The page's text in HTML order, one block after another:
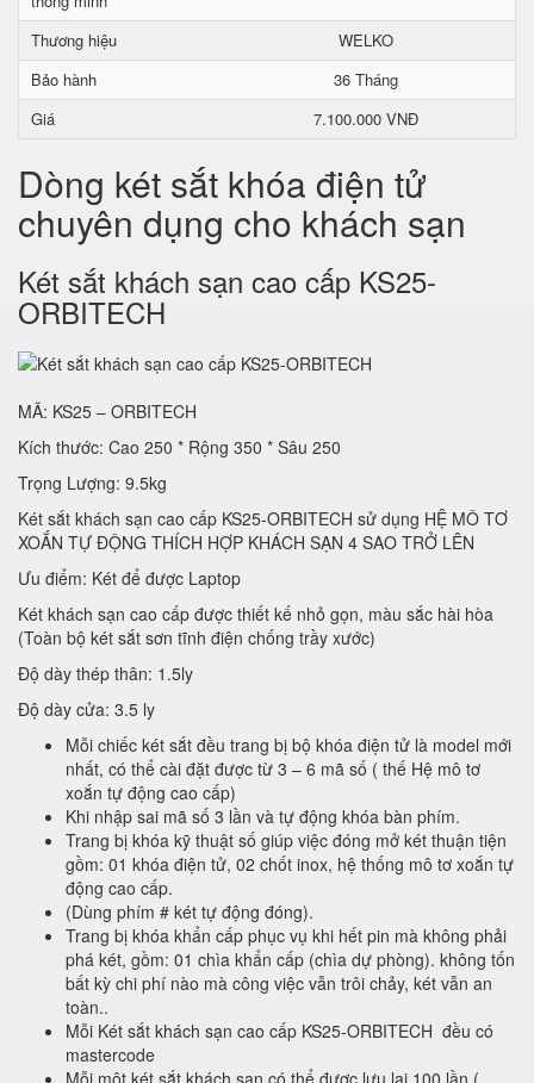
Thương hiệu
WELKO
Bảo hành
36 Tháng
Giá
7.100.000 VNĐ
Dòng két sắt khóa điện tử
chuyên dụng cho khách sạn
Két sắt khách sạn cao cấp KS25-
ORBITECH
MÃ: KS25 – ORBITECH
Kích thước: Cao 250 * Rộng 350 * Sâu 250
Trọng Lượng: 9.5kg
Két sắt khách sạn cao cấp KS25-ORBITECH sử dụng HỆ MÔ TƠ
XOẮN TỰ ĐỘNG THÍCH HỢP KHÁCH SẠN 4 SAO TRỞ LÊN
Ưu điểm: Két để được Laptop
Két khách sạn cao cấp được thiết kế nhỏ gọn, màu sắc hài hòa
(Toàn bộ két sắt sơn tĩnh điện chống trầy xước)
Độ dày thép thân: 1.5ly
Độ dày cửa: 3.5 ly
Mỗi chiếc két sắt đều trang bị bộ khóa điện tử là model mới
nhất, có thể cài đặt được từ 3 – 6 mã số ( thế Hệ mô tơ
xoắn tự động cao cấp)
Khi nhập sai mã số 3 lần và tự động khóa bàn phím.
Trang bị khóa kỹ thuật số giúp việc đóng mở két thuận tiện
gồm: 01 khóa điện tử, 02 chốt inox, hệ thống mô tơ xoắn tự
động cao cấp.
(Dùng phím # két tự động đóng).
Trang bị khóa khẩn cấp phục vụ khi hết pin mà không phải
phá két, gồm: 01 chìa khẩn cấp (chìa dự phòng). không tốn
bất kỳ chi phí nào mà công việc vẫn trôi chảy, két vẫn an
toàn..
Mỗi Két sắt khách sạn cao cấp KS25-ORBITECH đều có
mastercode
Mỗi một két sắt khách sạn có thể được lưu lại 100 lần (